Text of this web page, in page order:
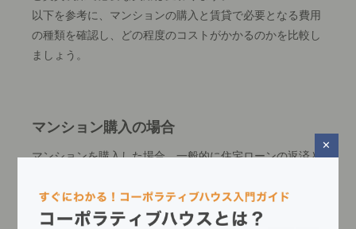
以下を参考に、マンションの購入と賃貸で必要となる費用
の種類を確認し、どの程度のコストがかかるのかを比較し
ましょう。
マンション購入の場合
マンションを購入した場合、一般的に住宅ローンの返済と
そのほかにも、固定資産税や都市計画税などの税金がかか
るため、事前に支払いに備える必要があるでしょう。